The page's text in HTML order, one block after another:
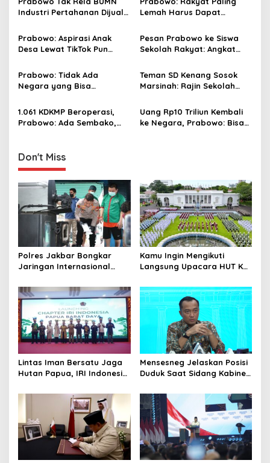
i
a
i
n
Industri Pertahanan Dijual
Lemah Harus Dapat
Boleh Disalahgunakan
Prabowo: Aspirasi Anak
Desa Lewat TikTok Pun
Pesan Prabowo ke Siswa
Sekolah Rakyat: Angkat
Prabowo: Tidak Ada
Negara yang Bisa
Pangan yang
Berkesinambungan
Teman SD Kenang Sosok
Marsinah: Rajin Sekolah
1.061 KDKMP Beroperasi,
Prabowo: Ada Sembako,
Uang Rp10 Triliun Kembali
ke Negara, Prabowo: Bisa
Don't Miss
Polres Jakbar Bongkar
Jaringan Internasional
Narkoba, 7 Tersangka
Diringkus dan Barang Bukti
1,1 Ton Rp119 Miliar
Dimusnahkan
Kamu Ingin Mengikuti
Langsung Upacara HUT Ke-
Istana? Ini Link
Pendaftaran Resminya di
Sini
Lintas Iman Bersatu Jaga
Hutan Papua, IRI Indonesia
Barat Daya
Mensesneg Jelaskan Posisi
Duduk Saat Sidang Kabinet:
yang Perlu Dikhawatirkan